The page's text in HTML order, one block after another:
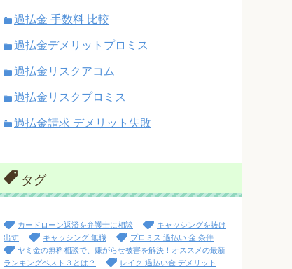
過払金 手数料 比較
過払金デメリットプロミス
過払金リスクアコム
過払金リスクプロミス
過払金請求 デメリット失敗
タグ
カードローン返済を弁護士に相談
キャッシングを抜け
出す
キャッシング 無職
プロミス 過払い 金 条件
ヤミ金の無料相談で、嫌がらせ被害を解決！オススメの最新
ランキングベスト３とは？
レイク 過払い金 デメリット